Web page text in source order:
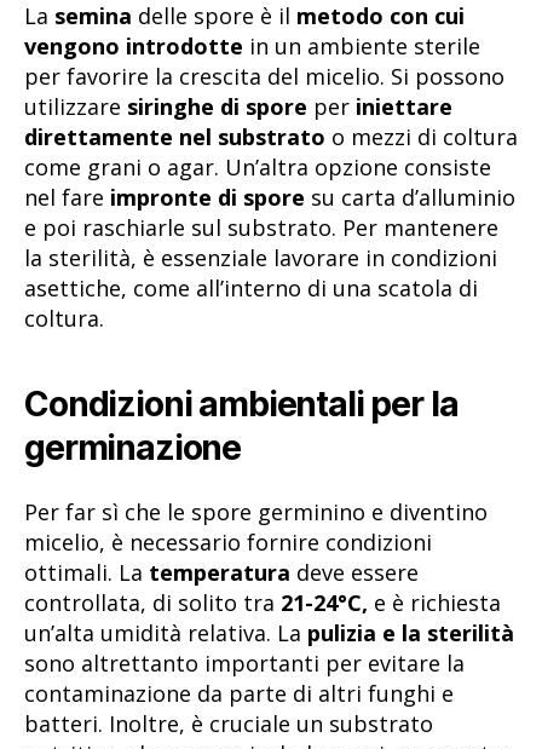
La semina delle spore è il metodo con cui
vengono introdotte in un ambiente sterile
per favorire la crescita del micelio. Si possono
utilizzare siringhe di spore per iniettare
direttamente nel substrato o mezzi di coltura
come grani o agar. Un’altra opzione consiste
nel fare impronte di spore su carta d’alluminio
e poi raschiarle sul substrato. Per mantenere
la sterilità, è essenziale lavorare in condizioni
asettiche, come all’interno di una scatola di
coltura.
Condizioni ambientali per la
germinazione
Per far sì che le spore germinino e diventino
micelio, è necessario fornire condizioni
ottimali. La temperatura deve essere
controllata, di solito tra 21-24°C, e è richiesta
un’alta umidità relativa. La pulizia e la sterilità
sono altrettanto importanti per evitare la
contaminazione da parte di altri funghi e
batteri. Inoltre, è cruciale un substrato